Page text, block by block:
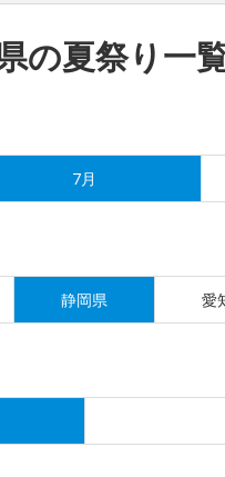
の夏祭り一
7月
静岡県 愛